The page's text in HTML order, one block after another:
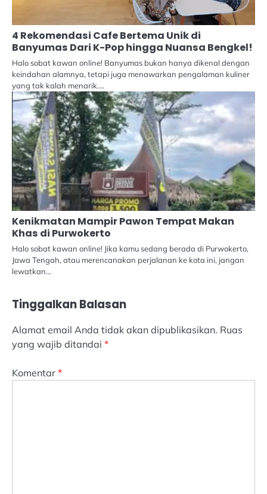
4 Rekomendasi Cafe Bertema Unik di
Banyumas Dari K-Pop hingga Nuansa Bengkel!
Halo sobat kawan online! Banyumas bukan hanya dikenal dengan
keindahan alamnya, tetapi juga menawarkan pengalaman kuliner
yang tak kalah menarik.…
Kenikmatan Mampir Pawon Tempat Makan
Khas di Purwokerto
Halo sobat kawan online! Jika kamu sedang berada di Purwokerto,
Jawa Tengah, atau merencanakan perjalanan ke kota ini, jangan
lewatkan…
Tinggalkan Balasan
Alamat email Anda tidak akan dipublikasikan. Ruas
yang wajib ditandai *
Komentar *